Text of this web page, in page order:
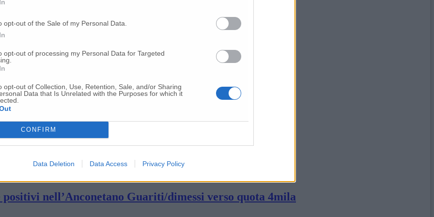
opt-out of the Sale of my Personal Data.
opt-out of processing my Personal Data for Targeted
opt-out of Collection, Use, Retention, Sale, and/or Sharing
Data that Is Unrelated with the Purposes for which it
CONFIRM
Data Deletion Data Access Privacy Policy
ma obbligo mascherine
adriatica da giugno
di euro per il ‘Salva Opere’»
24 posti letto: i costi del Covid center
incontrano i vertici sanitari
nell’Anconetano Guariti/dimessi verso quota 4mila